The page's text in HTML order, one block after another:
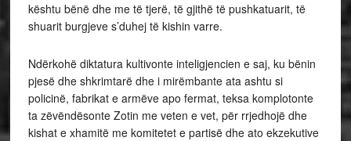
kështu bënë dhe me të tjerë, të gjithë të pushkatuarit, të
shuarit burgjeve s’duhej të kishin varre.
Ndërkohë diktatura kultivonte inteligjencien e saj, ku bënin
pjesë dhe shkrimtarë dhe i mirëmbante ata ashtu si
policinë, fabrikat e armëve apo fermat, teksa komplotonte
ta zëvëndësonte Zotin me veten e vet, për rrjedhojë dhe
kishat e xhamitë me komitetet e partisë dhe ato ekzekutive